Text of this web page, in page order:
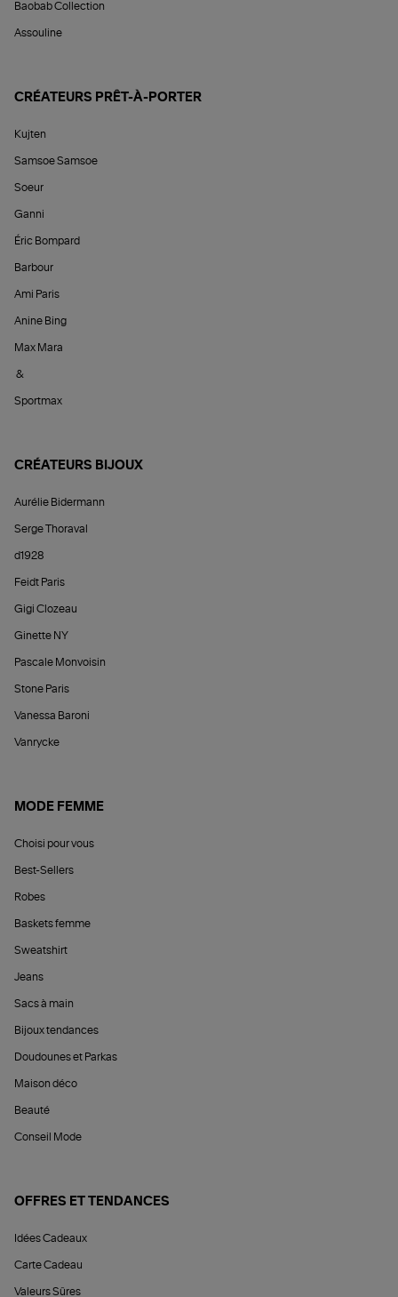
Baobab Collection
Assouline
CRÉATEURS PRÊT-À-PORTER
Kujten
Samsoe Samsoe
Soeur
Ganni
Éric Bompard
Barbour
Ami Paris
Anine Bing
Max Mara
&
Sportmax
CRÉATEURS BIJOUX
Aurélie Bidermann
Serge Thoraval
d1928
Feidt Paris
Gigi Clozeau
Ginette NY
Pascale Monvoisin
Stone Paris
Vanessa Baroni
Vanrycke
MODE FEMME
Choisi pour vous
Best-Sellers
Robes
Baskets femme
Sweatshirt
Jeans
Sacs à main
Bijoux tendances
Doudounes et Parkas
Maison déco
Beauté
Conseil Mode
OFFRES ET TENDANCES
Idées Cadeaux
Carte Cadeau
Valeurs Sûres